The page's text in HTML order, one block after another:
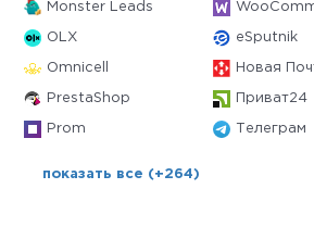
Monster Leads
OLX eSputnik
Omnicell Новая
PrestaShop Приват24
Prom Телеграм
показать все (+264)